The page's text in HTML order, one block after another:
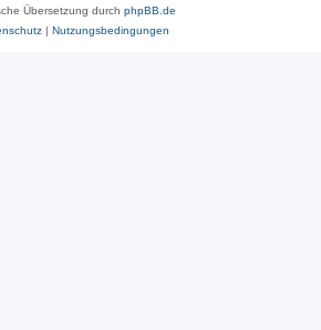
Übersetzung durch phpBB.de
| Nutzungsbedingungen